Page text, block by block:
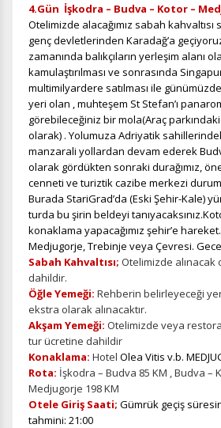
4.Gün İşkodra – Budva – Kotor –
Otelimizde alacağımız sabah kahvaltısı
genç devletlerinden Karadağ’a
zamanında balıkçıların yerleşim alanı
kamulaştırılması ve sonrasında
multimilyardere satılması ile
yeri olan , muhteşem St Stefan’ı
görebileceğiniz bir mola(Araç
olarak) . Yolumuza Adriyatik
manzarali yollardan devam ederek
olarak gördükten sonraki durağımız,
cenneti ve turiztik cazibe merkezi
Burada StariGrad’da (Eski Şehir-Kale)
turda bu şirin beldeyi
konaklama yapacağımız şehir’e
Medjugorje, Trebinje veya Çevresi.
Sabah Kahvaltısı; Otelimizde alınacak
dahildir.
Öğle Yemeği: Rehberin belirleyeceği
ekstra olarak alınacaktır.
Akşam Yemeği: Otelimizde veya
tur ücretine dahildir
Konaklama: Hotel Olea Vitis v.b.
Rota: İşkodra – Budva 85 KM , Budva –
Medjugorje 198 KM
Otele Giriş Saati; Gümrük geçiş
tahmini: 21:00